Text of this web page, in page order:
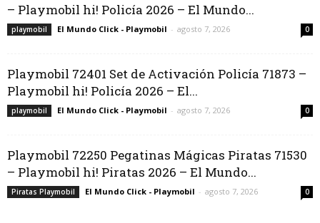
– Playmobil hi! Policía 2026 – El Mundo...
playmobil El Mundo Click - Playmobil - agosto 7, 2026 0
Playmobil 72401 Set de Activación Policía 71873 –
Playmobil hi! Policía 2026 – El...
playmobil El Mundo Click - Playmobil - agosto 7, 2026 0
Playmobil 72250 Pegatinas Mágicas Piratas 71530
– Playmobil hi! Piratas 2026 – El Mundo...
Piratas Playmobil El Mundo Click - Playmobil - agosto 7, 2026 0